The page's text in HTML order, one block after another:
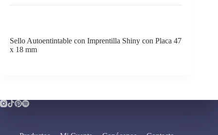
Sello Autoentintable con Imprentilla Shiny con Placa 47
x 18 mm